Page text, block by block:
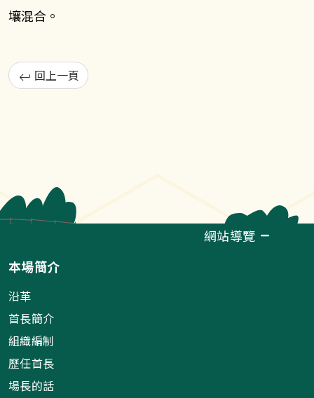
壤混合。
回上一頁
網站導覽
本場簡介
沿革
首長簡介
組織編制
歷任首長
場長的話